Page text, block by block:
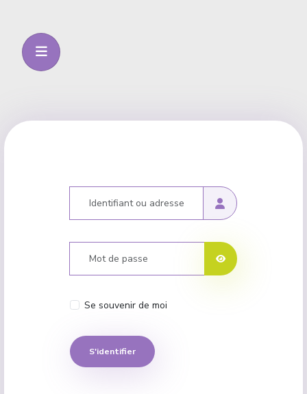
Afficher le mot de
Se souvenir de moi
S'identifier